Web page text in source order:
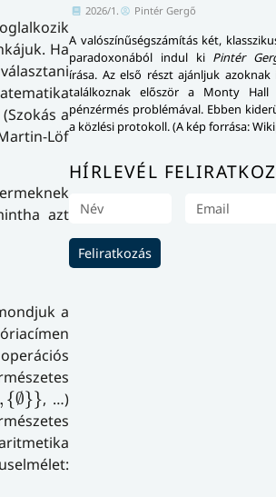
Ha
a
Löf
azt
a
, {∅}}
,{∅}}, …)
2026/1. Pintér Gergő
A valószínűségszámítás két,
paradoxonából indul ki Pintér
írása. Az első részt ajánljuk
találkoznak először a Monty
pénzérmés problémával. Ebben
a közlési protokoll. (A kép forrása:
HÍRLEVÉL
Feliratkozás